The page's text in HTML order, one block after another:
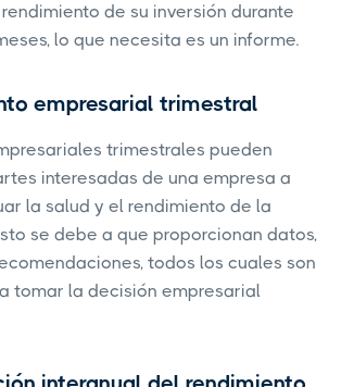
de su inversión durante
lo que necesita es un informe.
empresarial trimestral
trimestrales pueden
interesadas de una empresa a
la salud y el rendimiento de la
se debe a que proporcionan datos,
todos los cuales son
tomar la decisión empresarial